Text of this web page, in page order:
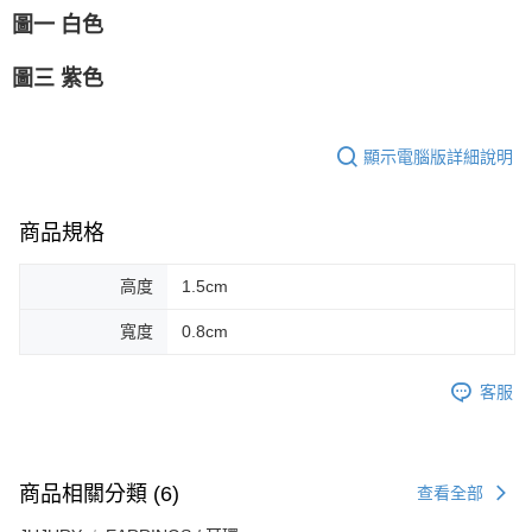
圖一 白色
圖三 紫色
顯示電腦版詳細說明
商品規格
高度 1.5cm
寬度 0.8cm
客服
商品相關分類 (6) 查看全部